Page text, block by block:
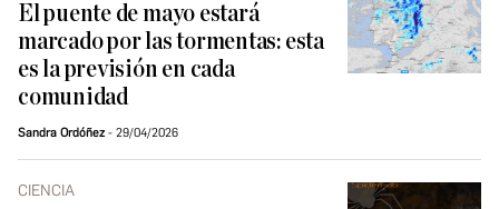
El puente de mayo estará
marcado por las tormentas: esta
es la previsión en cada
comunidad
Sandra Ordóñez 29/04/2026
CIENCIA